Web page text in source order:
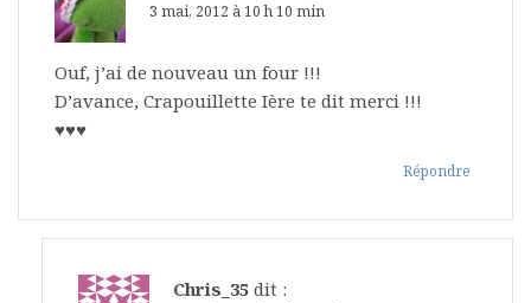
3 mai, 2012 à 10 h 10 min
Ouf, j’ai de nouveau un four !!!
D’avance, Crapouillette Ière te dit merci !!!
♥♥♥
Répondre
Chris_35 dit :